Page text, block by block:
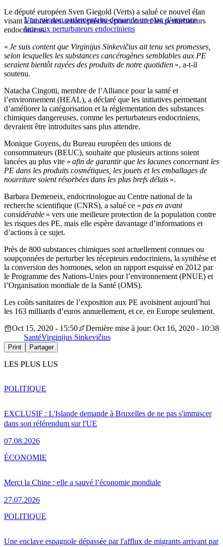
Une mission parlementaire demande un plan d’urgence
face aux perturbateurs endocriniens
Le député européen Sven Giegold (Verts) a salué ce nouvel élan
visant à lancer des actions précises pour contrer les perturbateurs
endocriniens.
« Je suis content que Virginijus Sinkevičius ait tenu ses promesses,
selon lesquelles les substances cancérogènes semblables aux PE
seraient bientôt rayées des produits de notre quotidien », a-t-il
soutenu.
Natacha Cingotti, membre de l’Alliance pour la santé et
l’environnement (HEAL), a déclaré que les initiatives permettant
d’améliorer la catégorisation et la réglementation des substances
chimiques dangereuses, comme les perturbateurs endocriniens,
devraient être introduites sans plus attendre.
Monique Goyens, du Bureau européen des unions de
consommateurs (BEUC), souhaite que plusieurs actions soient
lancées au plus vite « afin de garantir que les lacunes concernant les
PE dans les produits cosmétiques, les jouets et les emballages de
nourriture soient résorbées dans les plus brefs délais ».
Barbara Demeneix, endocrinologue au Centre national de la
recherche scientifique (CNRS), a salué ce « pas en avant
considérable » vers une meilleure protection de la population contre
les risques des PE, mais elle espère davantage d’informations et
d’actions à ce sujet.
Près de 800 substances chimiques sont actuellement connues ou
soupçonnées de perturber les récepteurs endocriniens, la synthèse et
la conversion des hormones, selon un rapport esquissé en 2012 par
le Programme des Nations-Unies pour l’environnement (PNUE) et
l’Organisation mondiale de la Santé (OMS).
Les coûts sanitaires de l’exposition aux PE avoisinent aujourd’hui
les 163 milliards d’euros annuellement, et ce, en Europe seulement.
Oct 15, 2020 - 15:50
Dernière mise à jour: Oct 16, 2020 - 10:38
SantéVirginijus Sinkevičius
Print Partager
LES PLUS LUS
EXCLUSIF : L'Islande demande à Bruxelles de ne pas s'immiscer
dans son référendum sur l'UE
07.08.2026
POLITIQUE
Merci la Chine : elle a sauvé l’économie mondiale
27.07.2026
ÉCONOMIE
Une enclave espagnole dépassée par l'afflux de migrants arrivant par
POLITIQUE